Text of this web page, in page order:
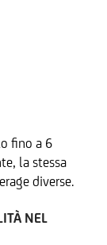
fino a 6
la stessa
diverse.
NEL